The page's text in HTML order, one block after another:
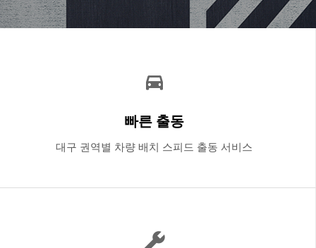
빠른 출동
대구 권역별 차량 배치 스피드 출동 서비스